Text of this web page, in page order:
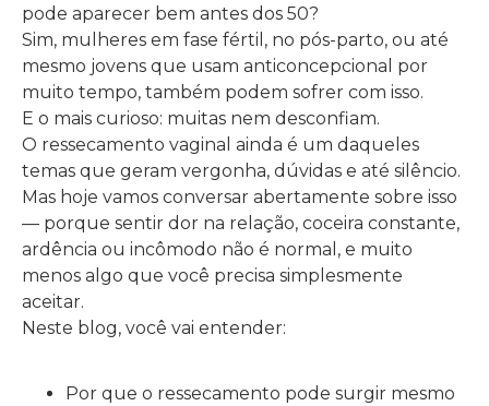
pode aparecer bem antes dos 50?
Sim, mulheres em fase fértil, no pós-parto, ou até
mesmo jovens que usam anticoncepcional por
muito tempo, também podem sofrer com isso.
E o mais curioso: muitas nem desconfiam.
O ressecamento vaginal ainda é um daqueles
temas que geram vergonha, dúvidas e até silêncio.
Mas hoje vamos conversar abertamente sobre isso
— porque sentir dor na relação, coceira constante,
ardência ou incômodo não é normal, e muito
menos algo que você precisa simplesmente
aceitar.
Neste blog, você vai entender:
Por que o ressecamento pode surgir mesmo